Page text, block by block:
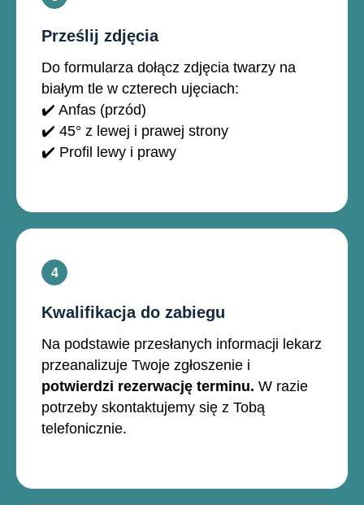
Prześlij zdjęcia
Do formularza dołącz zdjęcia twarzy na
białym tle w czterech ujęciach:
✔️ Anfas (przód)
✔️ 45° z lewej i prawej strony
✔️ Profil lewy i prawy
Kwalifikacja do zabiegu
Na podstawie przesłanych informacji lekarz
przeanalizuje Twoje zgłoszenie i
potwierdzi rezerwację terminu. W razie
potrzeby skontaktujemy się z Tobą
telefonicznie.